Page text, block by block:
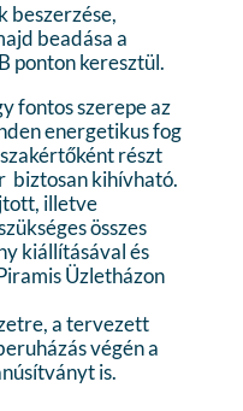
beszerzése,
beadása a
ponton keresztül.
fontos szerepe az
energetikus fog
részt
biztosan kihívható.
illetve
összes
kiállításával és
Üzletházon
a tervezett
végén a
is.